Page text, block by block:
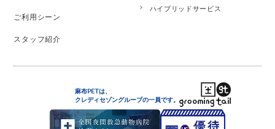
ご利用シーン
スタッフ紹介
ハイブリッドサービス
麻布PETは、
クレディセゾングループの一員です。